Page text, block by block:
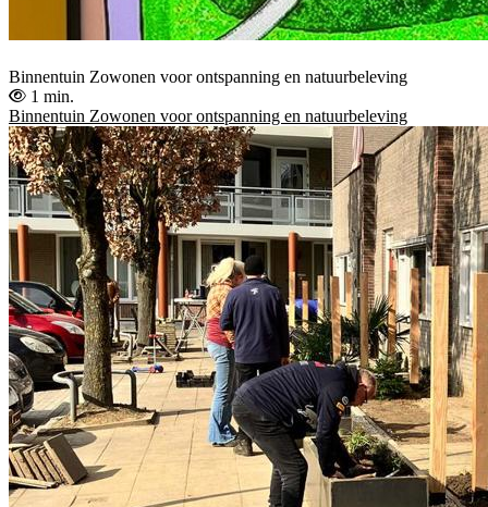
Binnentuin Zowonen voor ontspanning en natuurbeleving
1 min.
Binnentuin Zowonen voor ontspanning en natuurbeleving